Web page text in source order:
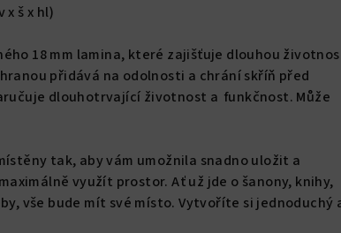
x š x hl)
18 mm lamina, které zajišťuje dlouhou
přidává na odolnosti a chrání skříň před
dlouhotrvající životnost a funkčnost. Může
tak, aby vám umožnila snadno uložit a
využít prostor. Ať už jde o šanony, knihy,
vše bude mít své místo. Vytvoříte si jednoduchý